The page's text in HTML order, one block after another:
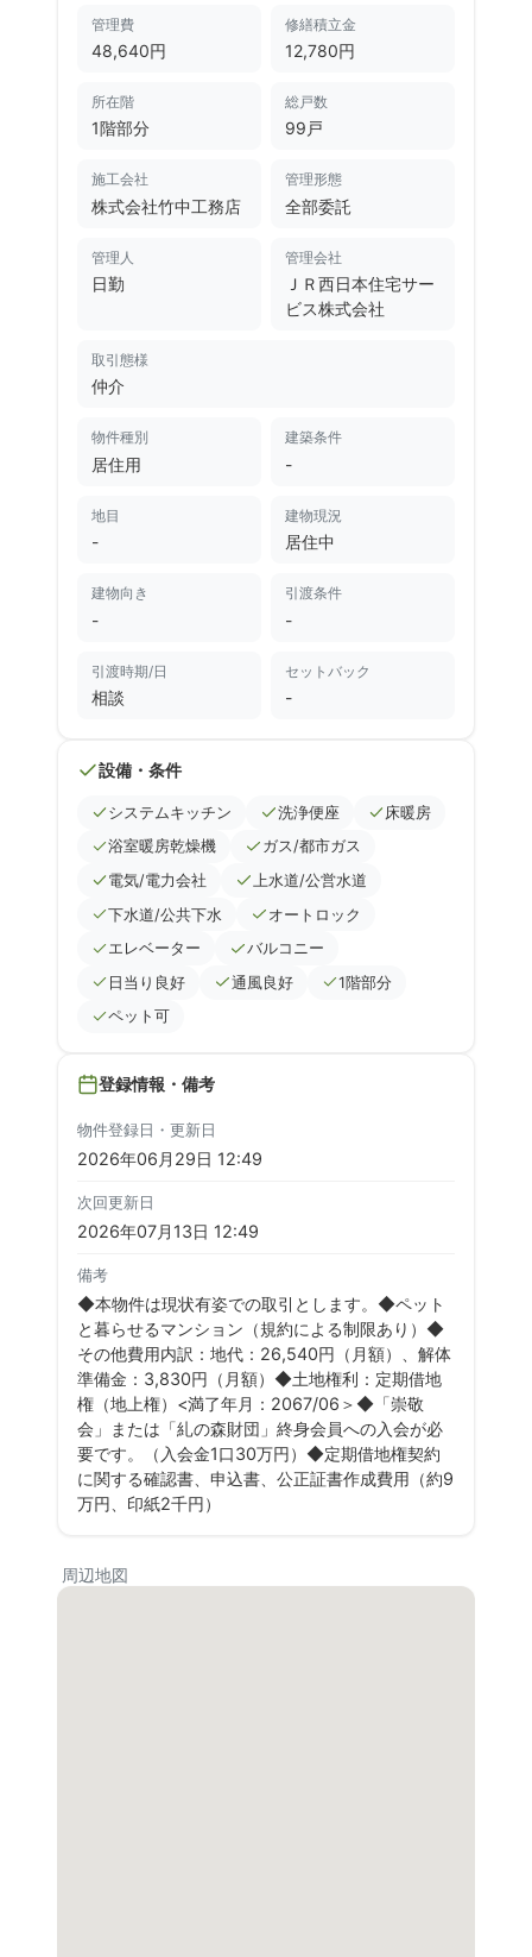
管理費
48,640円
修繕積立金
12,780円
所在階
1階部分
総戸数
99戸
施工会社
株式会社竹中工務店
管理形態
全部委託
管理人
日勤
管理会社
ＪＲ西日本住宅サー
ビス株式会社
取引態様
仲介
物件種別
居住用
建築条件
-
地目
-
建物現況
居住中
建物向き
-
引渡条件
-
引渡時期/日
相談
セットバック
-
設備・条件
システムキッチン 洗浄便座
床暖房
浴室暖房乾燥機
ガス/都市ガス
電気/電力会社
上水道/公営水道
下水道/公共下水
オートロック
エレベーター
バルコニー
日当り良好
通風良好
1階部分
ペット可
登録情報・備考
物件登録日・更新日
2026年06月29日 12:49
次回更新日
2026年07月13日 12:49
備考
◆本物件は現状有姿での取引とします。◆ペット
と暮らせるマンション（規約による制限あり）◆
その他費用内訳：地代：26,540円（月額）、解体
準備金：3,830円（月額）◆土地権利：定期借地
権（地上権）<満了年月：2067/06＞◆「崇敬
会」または「糺の森財団」終身会員への入会が必
要です。（入会金1口30万円）◆定期借地権契約
に関する確認書、申込書、公正証書作成費用（約9
万円、印紙2千円）
周辺地図